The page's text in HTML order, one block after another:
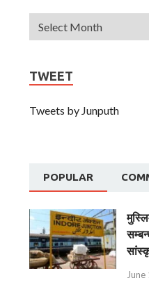
TWEET
Tweets by Junputh
POPULAR